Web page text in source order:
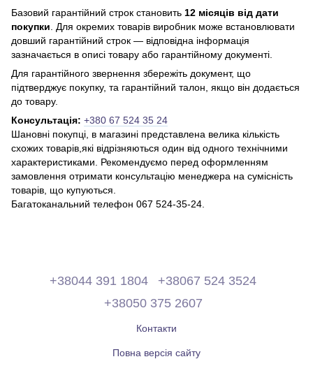
Базовий гарантійний строк становить 12 місяців від дати
покупки . Для окремих товарів виробник може встановлювати
довший гарантійний строк — відповідна інформація
зазначається в описі товару або гарантійному документі.
Для гарантійного звернення збережіть документ, що
підтверджує покупку, та гарантійний талон, якщо він додається
до товару.
Консультація: +380 67 524 35 24
Шановні покупці, в магазині представлена ​​велика кількість
схожих товарів,які відрізняються один від одного технічними
характеристиками. Рекомендуємо перед оформленням
замовлення отримати консультацію менеджера на сумісність
товарів, що купуються.
Багатоканальний телефон 067 524-35-24.
+38044 391 1804
+38067 524 3524
+38050 375 2607
Контакти
Повна версія сайту